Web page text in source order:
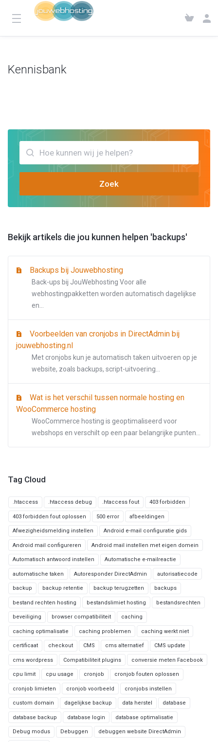
Kennisbank
Zoek
Bekijk artikels die jou kunnen helpen 'backups'
Backups bij Jouwebhosting
Back-ups bij JouWebhosting Voor alle
webhostingpakketten worden automatisch dagelijkse
en...
Voorbeelden van cronjobs in DirectAdmin bij
jouwebhosting.nl
Met cronjobs kun je automatisch taken uitvoeren op je
website, zoals backups, script-uitvoering...
Wat is het verschil tussen normale hosting en
WooCommerce hosting
WooCommerce hosting is geoptimaliseerd voor
webshops en verschilt op een paar belangrijke punten...
Tag Cloud
.htaccess .htaccess debug .htaccess fout 403 forbidden
403 forbidden fout oplossen 500 error afbeeldingen
Afwezigheidsmelding instellen Android e-mail configuratie gids
Android mail configureren Android mail instellen met eigen domein
Automatisch antwoord instellen Automatische e-mailreactie
automatische taken Autoresponder DirectAdmin autorisatiecode
backup backup retentie backup terugzetten backups
bestand rechten hosting bestandslimiet hosting bestandsrechten
beveiliging browser compatibiliteit caching
caching optimalisatie caching problemen caching werkt niet
certificaat checkout CMS cms alternatief CMS update
cms wordpress Compatibiliteit plugins conversie meten Facebook
cpu limit cpu usage cronjob cronjob fouten oplossen
cronjob limieten cronjob voorbeeld cronjobs instellen
custom domain dagelijkse backup data herstel database
database backup database login database optimalisatie
Debug modus Debuggen debuggen website DirectAdmin